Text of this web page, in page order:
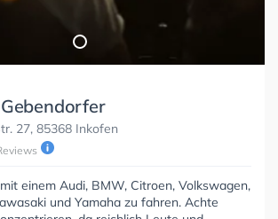
27, 85368 Inkofen
einem Audi, BMW, Citroen, Volkswagen,
und Yamaha zu fahren. Achte